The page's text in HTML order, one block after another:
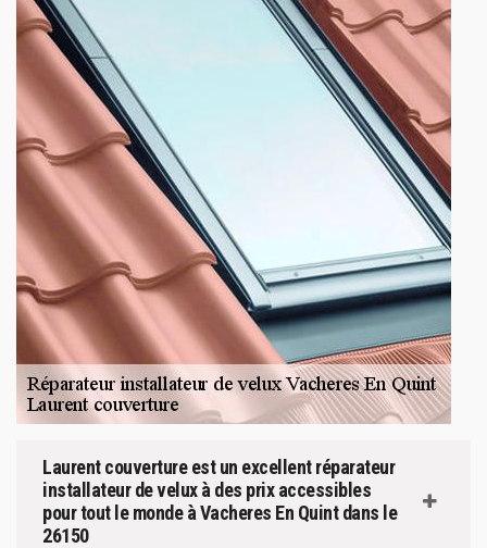
Laurent couverture est un excellent réparateur
installateur de velux à des prix accessibles
pour tout le monde à Vacheres En Quint dans le
26150